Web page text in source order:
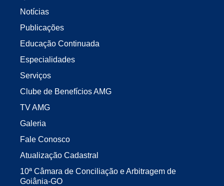
Notícias
Publicações
Educação Continuada
Especialidades
Serviços
Clube de Benefícios AMG
TV AMG
Galeria
Fale Conosco
Atualização Cadastral
10ª Câmara de Conciliação e Arbitragem de
Goiânia-GO